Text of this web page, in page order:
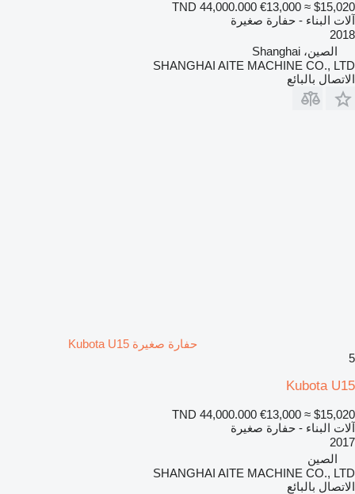
TND 44,000.000 €13,000 ≈ $15,020
آلات البناء - حفارة صغيرة
2018
الصين، Shanghai
SHANGHAI AITE MACHINE CO., LTD
الاتصال بالبائع
حفارة صغيرة Kubota U15
5
Kubota U15
TND 44,000.000 €13,000 ≈ $15,020
آلات البناء - حفارة صغيرة
2017
الصين
SHANGHAI AITE MACHINE CO., LTD
الاتصال بالبائع